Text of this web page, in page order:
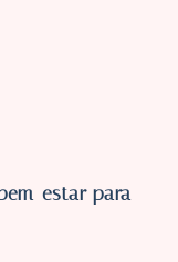
estar para